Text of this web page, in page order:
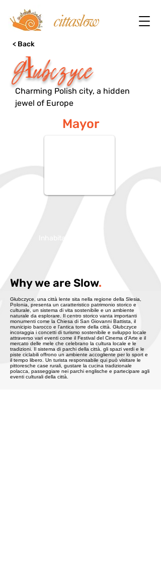
Głubczyce
< Back
Charming Polish city, a hidden
jewel of Europe
Mayor
Why we are Slow.
Głubczyce, una città lente sita nella regione della Slesia,
Polonia, presenta un caratteristico patrimonio storico e
culturale, un sistema di vita sostenibile e un ambiente
naturale da esplorare. Il centro storico vanta importanti
monumenti come la Chiesa di San Giovanni Battista, il
municipio barocco e l'antica torre della città. Głubczyce
incoraggia i concetti di turismo sostenibile e sviluppo locale
attraverso vari eventi come il Festival del Cinema d'Arte e il
mercato delle mele che celebrano la cultura locale e le
tradizioni. Il sistema di parchi della città, gli spazi verdi e le
piste ciclabili offrono un ambiente accogliente per lo sport e
il tempo libero. Un turista responsabile qui può visitare le
pittoresche case rurali, gustare la cucina tradizionale
polacca, passeggiare nei parchi englische e partecipare agli
eventi culturali della città.